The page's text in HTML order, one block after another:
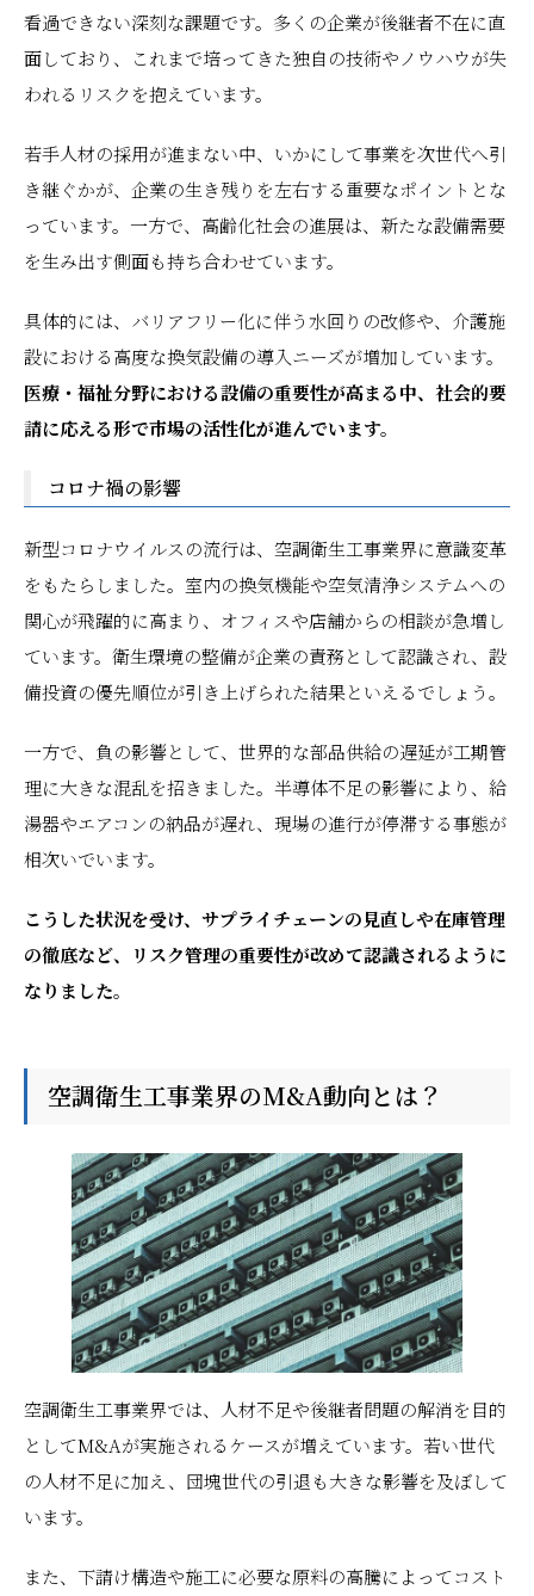
看過できない深刻な課題です。多くの企業が後継者不在に直
面しており、これまで培ってきた独自の技術やノウハウが失
われるリスクを抱えています。
若手人材の採用が進まない中、いかにして事業を次世代へ引
き継ぐかが、企業の生き残りを左右する重要なポイントとな
っています。一方で、高齢化社会の進展は、新たな設備需要
を生み出す側面も持ち合わせています。
具体的には、バリアフリー化に伴う水回りの改修や、介護施
設における高度な換気設備の導入ニーズが増加しています。
医療・福祉分野における設備の重要性が高まる中、社会的要
請に応える形で市場の活性化が進んでいます。
コロナ禍の影響
新型コロナウイルスの流行は、空調衛生工事業界に意識変革
をもたらしました。室内の換気機能や空気清浄システムへの
関心が飛躍的に高まり、オフィスや店舗からの相談が急増し
ています。衛生環境の整備が企業の責務として認識され、設
備投資の優先順位が引き上げられた結果といえるでしょう。
一方で、負の影響として、世界的な部品供給の遅延が工期管
理に大きな混乱を招きました。半導体不足の影響により、給
湯器やエアコンの納品が遅れ、現場の進行が停滞する事態が
相次いでいます。
こうした状況を受け、サプライチェーンの見直しや在庫管理
の徹底など、リスク管理の重要性が改めて認識されるように
なりました。
空調衛生工事業界のM&A動向とは？
空調衛生工事業界では、人材不足や後継者問題の解消を目的
としてM&Aが実施されるケースが増えています。若い世代
の人材不足に加え、団塊世代の引退も大きな影響を及ぼして
います。
また、下請け構造や施工に必要な原料の高騰によってコスト